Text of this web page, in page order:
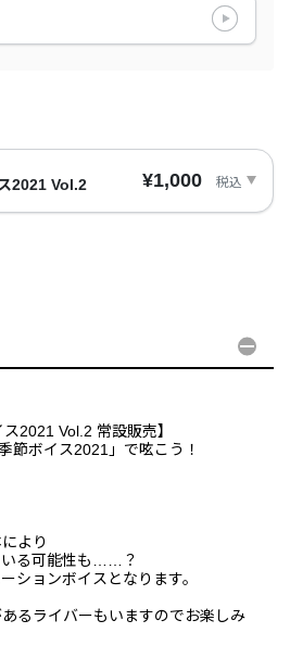
2021 Vol.2 ¥1,000 税込
2021 Vol.2 常設販売】
節ボイス2021」で呟こう！
より
る可能性も……？
ションボイスとなります。
るライバーもいますのでお楽しみ